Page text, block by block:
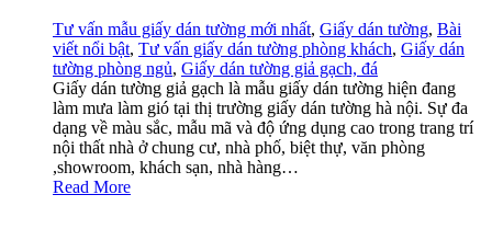
Tư vấn mẫu giấy dán tường mới nhất, Giấy dán tường, Bài
viết nổi bật, Tư vấn giấy dán tường phòng khách, Giấy dán
tường phòng ngủ, Giấy dán tường giả gạch, đá
Giấy dán tường giả gạch là mẫu giấy dán tường hiện đang
làm mưa làm gió tại thị trường giấy dán tường hà nội. Sự đa
dạng về màu sắc, mẫu mã và độ ứng dụng cao trong trang trí
nội thất nhà ở chung cư, nhà phố, biệt thự, văn phòng
,showroom, khách sạn, nhà hàng…
Read More